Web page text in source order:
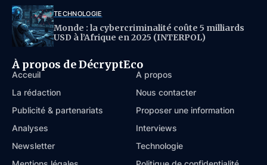
TECHNOLOGIE
Monde : la cybercriminalité coûte 5 milliards
USD à l’Afrique en 2025 (INTERPOL)
À propos de DécryptEco
Acceuil
À propos
La rédaction
Nous contacter
Publicité & partenariats
Proposer une information
Analyses
Interviews
Newsletter
Technologie